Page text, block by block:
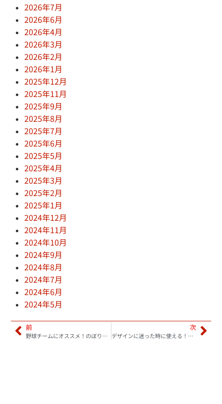
2026年7月
2026年6月
2026年4月
2026年3月
2026年2月
2026年1月
2025年12月
2025年11月
2025年9月
2025年8月
2025年7月
2025年6月
2025年5月
2025年4月
2025年3月
2025年2月
2025年1月
2024年12月
2024年11月
2024年10月
2024年9月
2024年8月
2024年7月
2024年6月
2024年5月
前
野球チームにオススメ！のぼり旗のデザイン例
次
デザインに迷った時に使える！のぼり旗の背景デザイン集